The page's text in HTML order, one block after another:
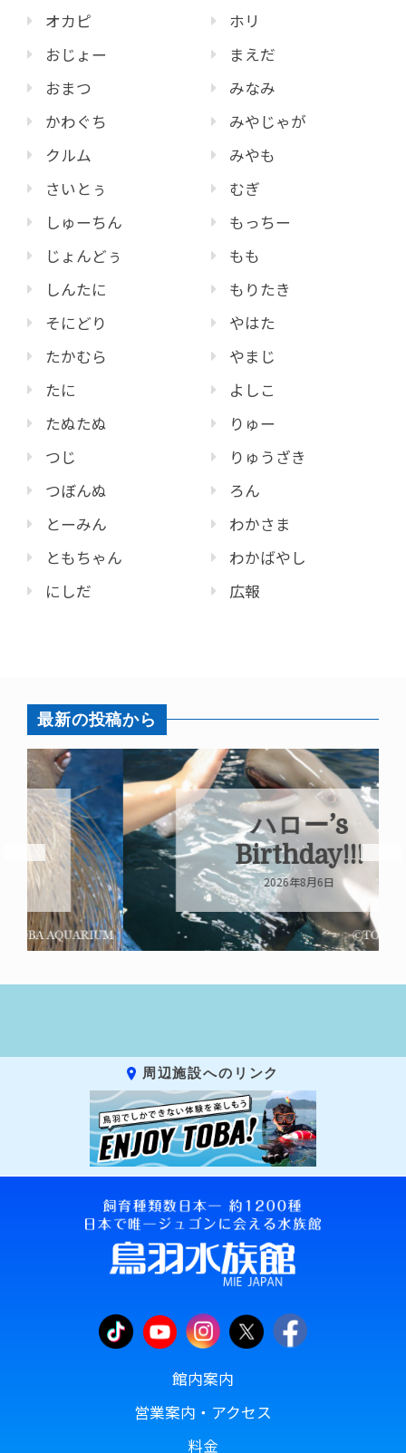
オカピ
おじょー
おまつ
かわぐち
クルム
さいとぅ
しゅーちん
じょんどぅ
しんたに
そにどり
たかむら
たに
たぬたぬ
つじ
つぼんぬ
とーみん
ともちゃん
にしだ
ホリ
まえだ
みなみ
みやじゃが
みやも
むぎ
もっちー
もも
もりたき
やはた
やまじ
よしこ
りゅー
りゅうざき
ろん
わかさま
わかばやし
広報
最新の投稿から
ハロー’s
Birthday!!!
2026年8月6日
周辺施設へのリンク
館内案内
営業案内・アクセス
料金